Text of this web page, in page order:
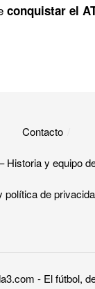
conquistar el
Contacto
Historia y equipo
política de
- El fútbol,